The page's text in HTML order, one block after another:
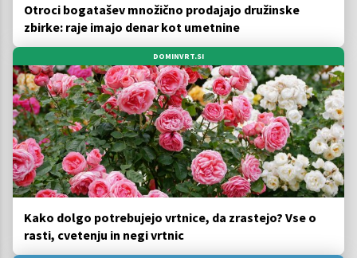
Otroci bogatašev množično prodajajo družinske
zbirke: raje imajo denar kot umetnine
DOMINVRT.SI
Kako dolgo potrebujejo vrtnice, da zrastejo? Vse o
rasti, cvetenju in negi vrtnic